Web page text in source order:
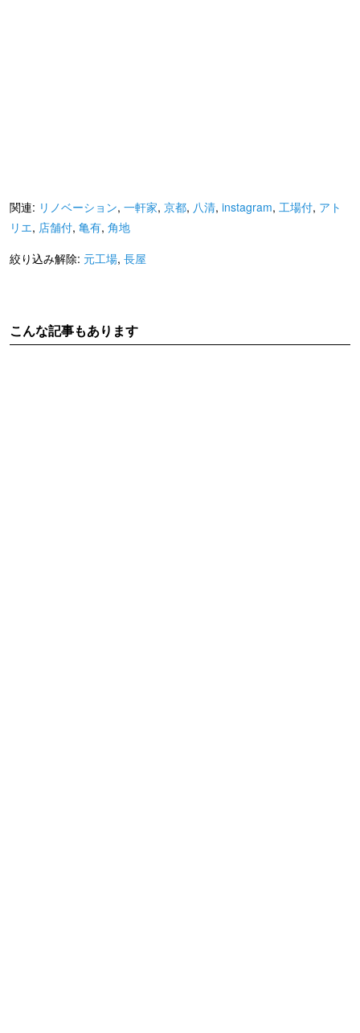
関連: リノベーション, 一軒家, 京都, 八清, instagram, 工場付, アト
リエ, 店舗付, 亀有, 角地
絞り込み解除: 元工場, 長屋
こんな記事もあります